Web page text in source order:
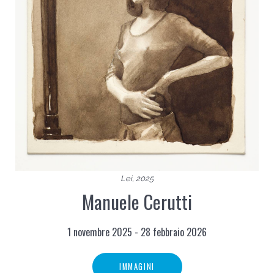
Lei, 2025
Manuele Cerutti
1 novembre 2025 - 28 febbraio 2026
IMMAGINI